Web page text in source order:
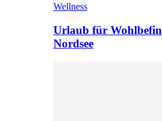
Wellness
Urlaub für
Nordsee